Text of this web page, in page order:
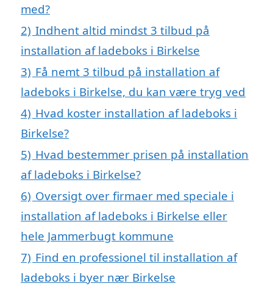
med?
2) Indhent altid mindst 3 tilbud på
installation af ladeboks i Birkelse
3) Få nemt 3 tilbud på installation af
ladeboks i Birkelse, du kan være tryg ved
4) Hvad koster installation af ladeboks i
Birkelse?
5) Hvad bestemmer prisen på installation
af ladeboks i Birkelse?
6) Oversigt over firmaer med speciale i
installation af ladeboks i Birkelse eller
hele Jammerbugt kommune
7) Find en professionel til installation af
ladeboks i byer nær Birkelse